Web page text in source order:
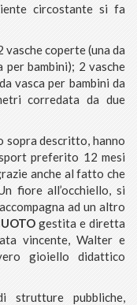
circostante si fa
coperte (una da
per bambini); 2 vasche
vasca per bambini da
corredata da due
sopra descritto, hanno
preferito 12 mesi
anche al fatto che
fiore all’occhiello, si
ad un altro
gestita e diretta
vincente, Walter e
gioiello didattico
strutture pubbliche,